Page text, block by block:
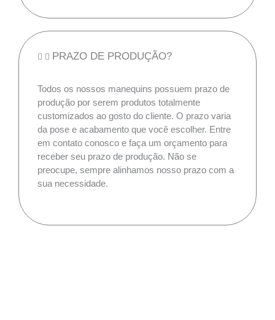
PRAZO DE PRODUÇÃO?
Todos os nossos manequins possuem prazo de
produção por serem produtos totalmente
customizados ao gosto do cliente. O prazo varia
da pose e acabamento que você escolher. Entre
em contato conosco e faça um orçamento para
receber seu prazo de produção. Não se
preocupe, sempre alinhamos nosso prazo com a
sua necessidade.